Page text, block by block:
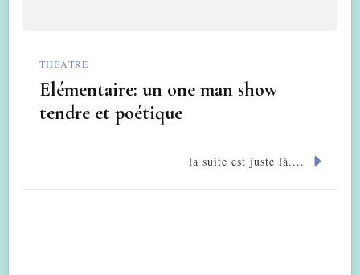
THÉÂTRE
Elémentaire: un one man show
tendre et poétique
la suite est juste là....